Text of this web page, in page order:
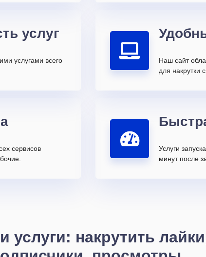
услуг
услугами всего
Наш сайт
для накрутки
сервисов
Услуги
минут после
услуги: накрутить